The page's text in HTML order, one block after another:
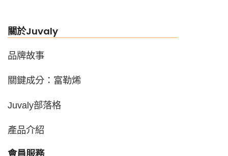
關於Juvaly
品牌故事
關鍵成分：富勒烯
Juvaly部落格
產品介紹